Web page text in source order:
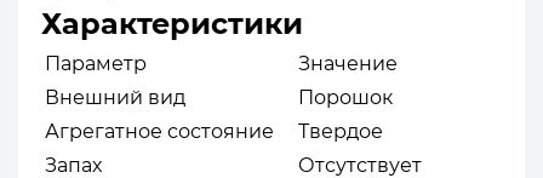
Характеристики
Параметр
Значение
Внешний вид
Порошок
Агрегатное состояние
Твердое
Запах
Отсутствует